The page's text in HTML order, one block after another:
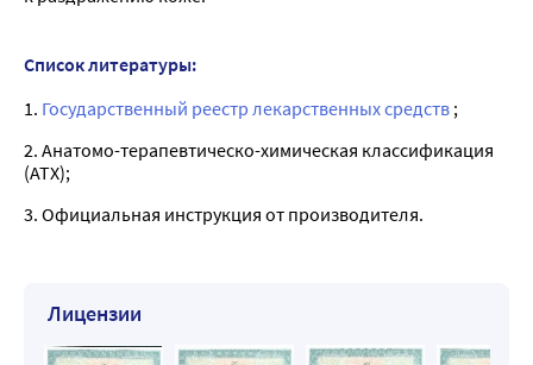
Список литературы:
1. Государственный реестр лекарственных средств ;
2. Анатомо-терапевтическо-химическая классификация
(ATX);
3. Официальная инструкция от производителя.
Лицензии